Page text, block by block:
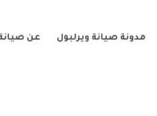
مدونة صيانة ويرلبول عن